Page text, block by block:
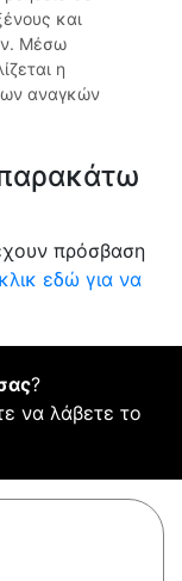
και
Μέσω
η
αναγκών
πρόσβαση
εδώ για να
?
να λάβετε το